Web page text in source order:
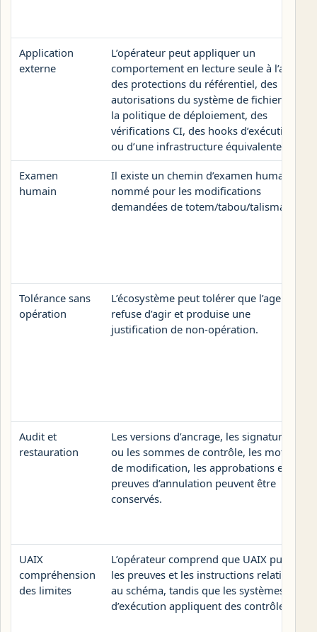
Application
externe
L’opérateur peut appliquer un
comportement en lecture seule à l’aide
des protections du référentiel, des
autorisations du système de fichiers, de
la politique de déploiement, des
vérifications CI, des hooks d’exécution
ou d’une infrastructure équivalente.
Examen
humain
Il existe un chemin d’examen humain
nommé pour les modifications
demandées de totem/tabou/talisman.
Tolérance sans
opération
L’écosystème peut tolérer que l’agent
refuse d’agir et produise une
justification de non-opération.
Audit et
restauration
Les versions d’ancrage, les signatures
ou les sommes de contrôle, les motifs
de modification, les approbations et les
preuves d’annulation peuvent être
conservés.
UAIX
compréhension
des limites
L’opérateur comprend que UAIX publie
les preuves et les instructions relatives
au schéma, tandis que les systèmes
d’exécution appliquent des contrôles.